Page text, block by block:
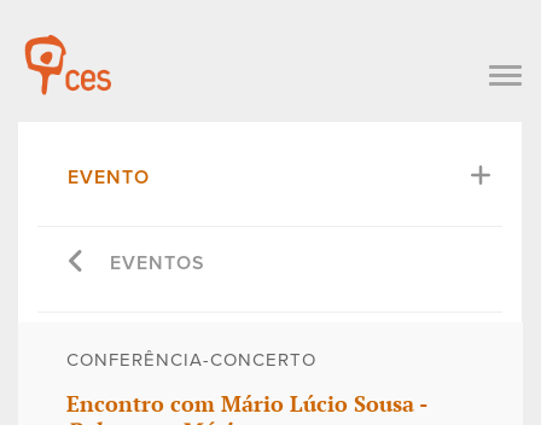
EVENTO
EVENTOS
CONFERÊNCIA-CONCERTO
Encontro com Mário Lúcio Sousa -